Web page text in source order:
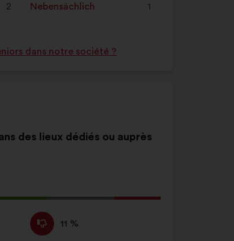
2
:in:
Nebensächlich
: 1
mal
dans notre société ?
des lieux dédiés ou auprès
Ich
stimme
11 %
Dieser
Vorschlag